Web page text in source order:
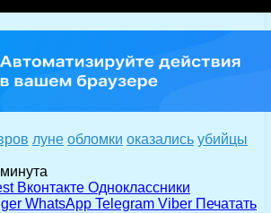
луне обломки оказались убийцы
Вконтакте Одноклассники
WhatsApp Telegram Viber Печатать